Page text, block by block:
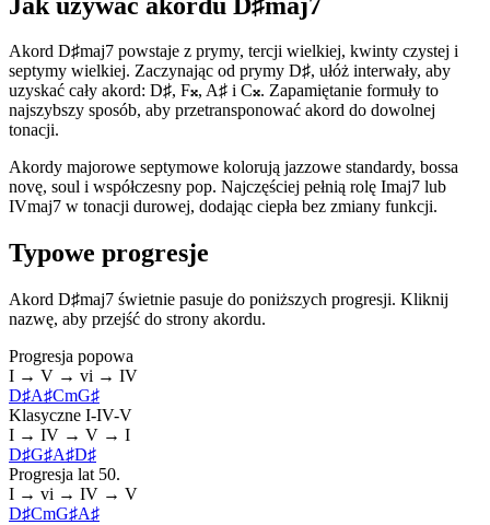
Akord D♯maj7 powstaje z prymy, tercji wielkiej, kwinty czystej i
septymy wielkiej. Zaczynając od prymy D♯, ułóż interwały, aby
uzyskać cały akord: D♯, F𝄪, A♯ i C𝄪. Zapamiętanie formuły to
najszybszy sposób, aby przetransponować akord do dowolnej
tonacji.
Akordy majorowe septymowe kolorują jazzowe standardy, bossa
novę, soul i współczesny pop. Najczęściej pełnią rolę Imaj7 lub
IVmaj7 w tonacji durowej, dodając ciepła bez zmiany funkcji.
Typowe progresje
Akord D♯maj7 świetnie pasuje do poniższych progresji. Kliknij
nazwę, aby przejść do strony akordu.
Progresja popowa
I → V → vi → IV
D♯A♯CmG♯
Klasyczne I-IV-V
I → IV → V → I
D♯G♯A♯D♯
Progresja lat 50.
I → vi → IV → V
D♯CmG♯A♯